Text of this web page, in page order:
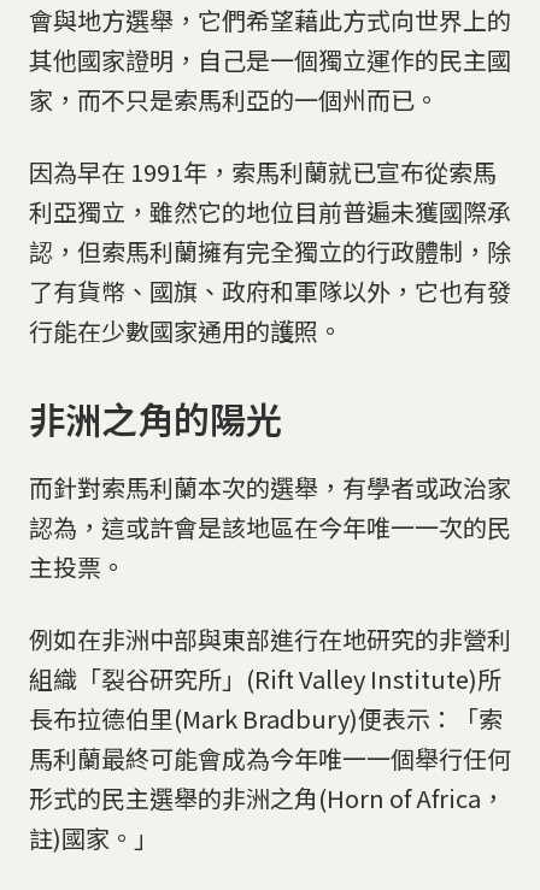
會與地方選舉，它們希望藉此方式向世界上的
其他國家證明，自己是一個獨立運作的民主國
家，而不只是索馬利亞的一個州而已。
因為早在 1991年，索馬利蘭就已宣布從索馬
利亞獨立，雖然它的地位目前普遍未獲國際承
認，但索馬利蘭擁有完全獨立的行政體制，除
了有貨幣、國旗、政府和軍隊以外，它也有發
行能在少數國家通用的護照。
非洲之角的陽光
而針對索馬利蘭本次的選舉，有學者或政治家
認為，這或許會是該地區在今年唯一一次的民
主投票。
例如在非洲中部與東部進行在地研究的非營利
組織「裂谷研究所」(Rift Valley Institute)所
長布拉德伯里(Mark Bradbury)便表示：「索
馬利蘭最終可能會成為今年唯一一個舉行任何
形式的民主選舉的非洲之角(Horn of Africa，
註)國家。」